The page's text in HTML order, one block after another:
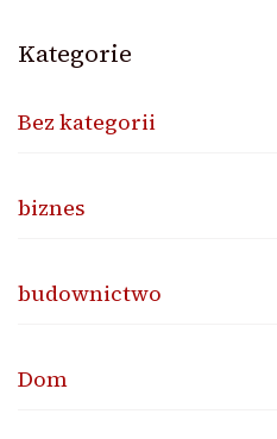
Kategorie
Bez kategorii
biznes
budownictwo
Dom